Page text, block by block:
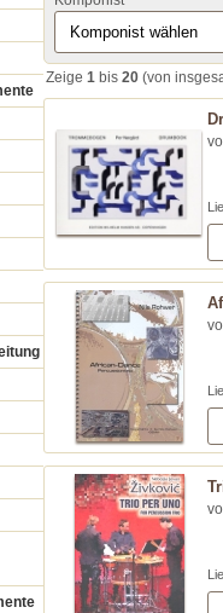
Zeige 1 bis 20 (von